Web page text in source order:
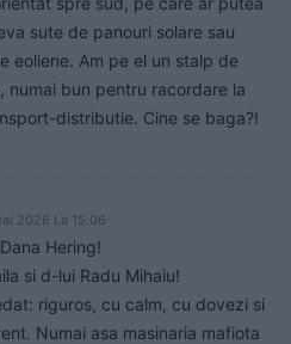
sute de panouri solare sau
eoliene. Am pe el un stalp de
numai bun pentru racordare la
distributie. Cine se baga?!
2026 La 15.06
Hering!
si d-lui Radu Mihaiu!
riguros, cu calm, cu dovezi si
Numai asa masinaria mafiota